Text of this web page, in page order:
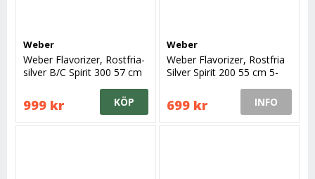
Weber
Weber Flavorizer, Rostfria-
silver B/C Spirit 300 57 cm
999 kr KÖP
Weber
Weber Flavorizer, Rostfria
Silver Spirit 200 55 cm 5-
699 kr INFO